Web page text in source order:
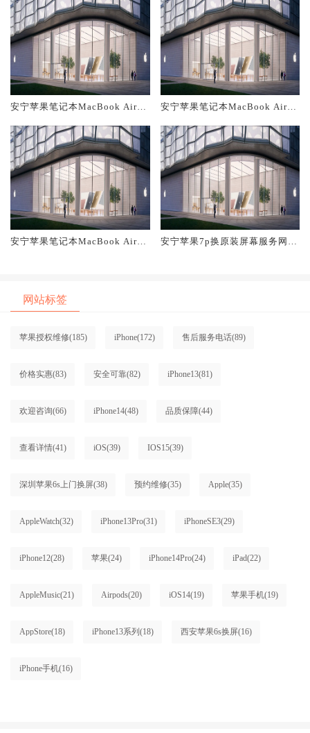
安宁苹果笔记本MacBook Air换
安宁苹果笔记本MacBook Air换
安宁苹果笔记本MacBook Air换
安宁苹果7p换原装屏幕服务网点
网站标签
苹果授权维修(185) iPhone(172) 售后服务电话(89)
价格实惠(83) 安全可靠(82) iPhone13(81)
欢迎咨询(66) iPhone14(48) 品质保障(44)
查看详情(41) iOS(39) IOS15(39)
深圳苹果6s上门换屏(38) 预约维修(35) Apple(35)
AppleWatch(32) iPhone13Pro(31) iPhoneSE3(29)
iPhone12(28) 苹果(24) iPhone14Pro(24) iPad(22)
AppleMusic(21) Airpods(20) iOS14(19) 苹果手机(19)
AppStore(18) iPhone13系列(18) 西安苹果6s换屏(16)
iPhone手机(16)